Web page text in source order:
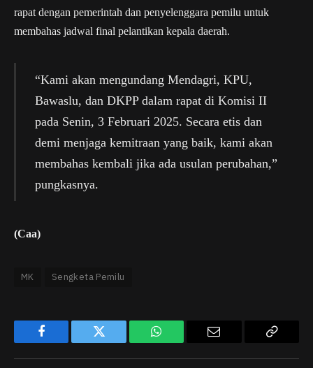
rapat dengan pemerintah dan penyelenggara pemilu untuk
membahas jadwal final pelantikan kepala daerah.
“Kami akan mengundang Mendagri, KPU,
Bawaslu, dan DKPP dalam rapat di Komisi II
pada Senin, 3 Februari 2025. Secara etis dan
demi menjaga kemitraan yang baik, kami akan
membahas kembali jika ada usulan perubahan,”
pungkasnya.
(Caa)
MK Sengketa Pemilu
Facebook Twitter WhatsApp